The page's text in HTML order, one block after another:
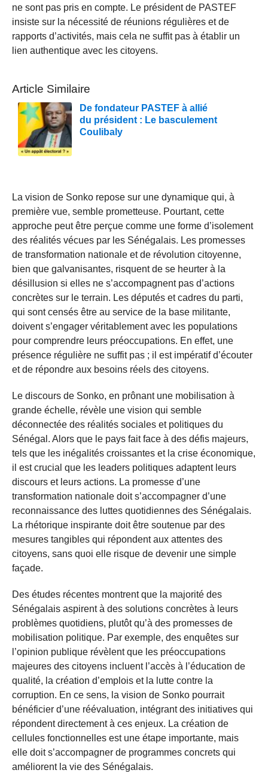
ne sont pas pris en compte. Le président de PASTEF
insiste sur la nécessité de réunions régulières et de
rapports d’activités, mais cela ne suffit pas à établir un
lien authentique avec les citoyens.
Article Similaire
De fondateur PASTEF à allié
du président : Le basculement
Coulibaly
La vision de Sonko repose sur une dynamique qui, à
première vue, semble prometteuse. Pourtant, cette
approche peut être perçue comme une forme d’isolement
des réalités vécues par les Sénégalais. Les promesses
de transformation nationale et de révolution citoyenne,
bien que galvanisantes, risquent de se heurter à la
désillusion si elles ne s’accompagnent pas d’actions
concrètes sur le terrain. Les députés et cadres du parti,
qui sont censés être au service de la base militante,
doivent s’engager véritablement avec les populations
pour comprendre leurs préoccupations. En effet, une
présence régulière ne suffit pas ; il est impératif d’écouter
et de répondre aux besoins réels des citoyens.
Le discours de Sonko, en prônant une mobilisation à
grande échelle, révèle une vision qui semble
déconnectée des réalités sociales et politiques du
Sénégal. Alors que le pays fait face à des défis majeurs,
tels que les inégalités croissantes et la crise économique,
il est crucial que les leaders politiques adaptent leurs
discours et leurs actions. La promesse d’une
transformation nationale doit s’accompagner d’une
reconnaissance des luttes quotidiennes des Sénégalais.
La rhétorique inspirante doit être soutenue par des
mesures tangibles qui répondent aux attentes des
citoyens, sans quoi elle risque de devenir une simple
façade.
Des études récentes montrent que la majorité des
Sénégalais aspirent à des solutions concrètes à leurs
problèmes quotidiens, plutôt qu’à des promesses de
mobilisation politique. Par exemple, des enquêtes sur
l’opinion publique révèlent que les préoccupations
majeures des citoyens incluent l’accès à l’éducation de
qualité, la création d’emplois et la lutte contre la
corruption. En ce sens, la vision de Sonko pourrait
bénéficier d’une réévaluation, intégrant des initiatives qui
répondent directement à ces enjeux. La création de
cellules fonctionnelles est une étape importante, mais
elle doit s’accompagner de programmes concrets qui
améliorent la vie des Sénégalais.